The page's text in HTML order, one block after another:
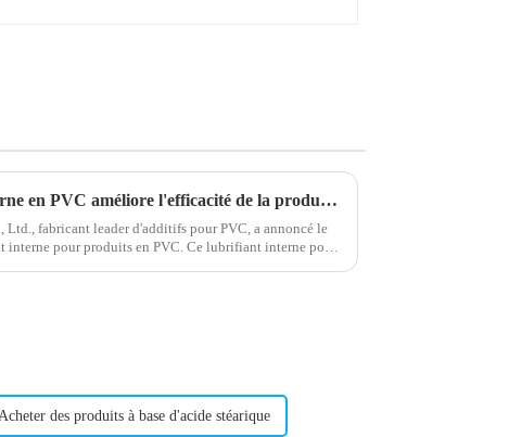
Un nouveau lubrifiant interne en PVC améliore l'efficacité de la production
Ltd., fabricant leader d'additifs pour PVC, a annoncé le
pour produits en PVC. Ce lubrifiant interne pour
Acheter des produits à base d'acide stéarique